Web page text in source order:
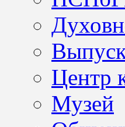
Центр
Музей